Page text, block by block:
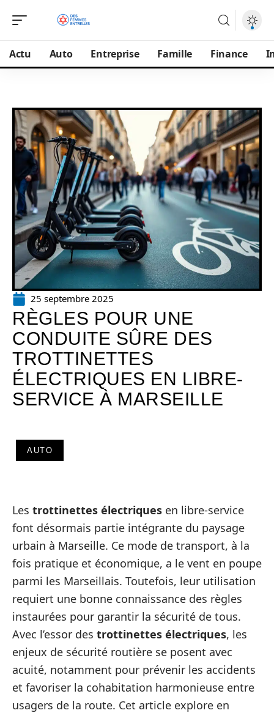
Actu Auto Entreprise Famille Finance
25 septembre 2025
RÈGLES POUR UNE
CONDUITE SÛRE DES
TROTTINETTES
ÉLECTRIQUES EN LIBRE-
SERVICE À MARSEILLE
AUTO
Les trottinettes électriques en libre-service
font désormais partie intégrante du paysage
urbain à Marseille. Ce mode de transport, à la
fois pratique et économique, a le vent en poupe
parmi les Marseillais. Toutefois, leur utilisation
requiert une bonne connaissance des règles
instaurées pour garantir la sécurité de tous.
Avec l’essor des trottinettes électriques, les
enjeux de sécurité routière se posent avec
acuité, notamment pour prévenir les accidents
et favoriser la cohabitation harmonieuse entre
usagers de la route. Cet article explore en